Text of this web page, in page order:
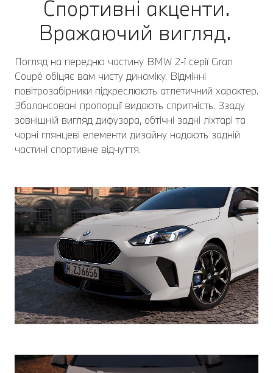
Спортивні акценти.
Вражаючий вигляд.
Погляд на передню частину BMW 2-ї серії Gran
Coupé обіцяє вам чисту динаміку. Відмінні
повітрозабірники підкреслюють атлетичний характер.
Збалансовані пропорції видають спритність. Ззаду
зовнішній вигляд дифузора, обтічні задні ліхтарі та
чорні глянцеві елементи дизайну надають задній
частині спортивне відчуття.